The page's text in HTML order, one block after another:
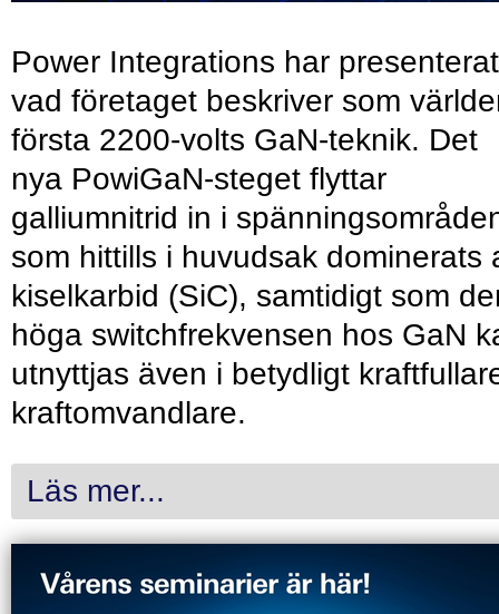
Power Integrations har presenterat
vad företaget beskriver som
första 2200-volts GaN-teknik. Det
nya PowiGaN-steget flyttar
galliumnitrid in i
som hittills i huvudsak dominerats
kiselkarbid (SiC), samtidigt som
höga switchfrekvensen hos GaN
utnyttjas även i betydligt
kraftomvandlare.
Läs mer...